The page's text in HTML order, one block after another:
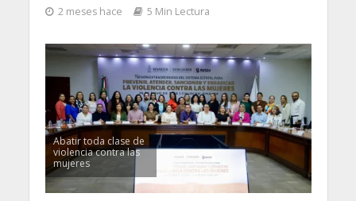
2 meses hace 5 Min Lectura
Abatir toda clase de
violencia contra las
mujeres